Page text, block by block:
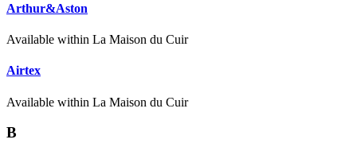
Arthur&Aston
Available within La Maison du Cuir
Airtex
Available within La Maison du Cuir
B